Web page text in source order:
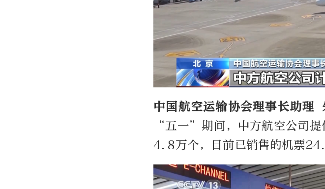
中国航空运输协会理事长助理
“五一”期间，中方航空公司
4.8万个，目前已销售的机票